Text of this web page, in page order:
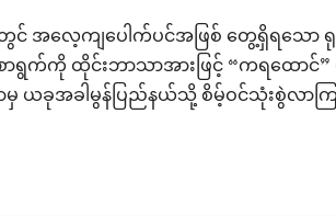
အလေ့ကျပေါက်ပင်အဖြစ် တွေ့ရှိရသော ရုက္ခ
ရွက်ကို ထိုင်းဘာသာအားဖြင့် “ကရထောင်”
ယခုအခါမွန်ပြည်နယ်သို့ စိမ့်ဝင်သုံးစွဲလာကြ